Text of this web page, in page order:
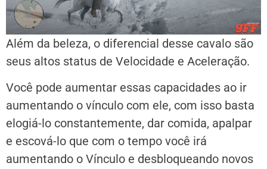
Além da beleza, o diferencial desse cavalo são
seus altos status de Velocidade e Aceleração.
Você pode aumentar essas capacidades ao ir
aumentando o vínculo com ele, com isso basta
elogiá-lo constantemente, dar comida, apalpar
e escová-lo que com o tempo você irá
aumentando o Vínculo e desbloqueando novos